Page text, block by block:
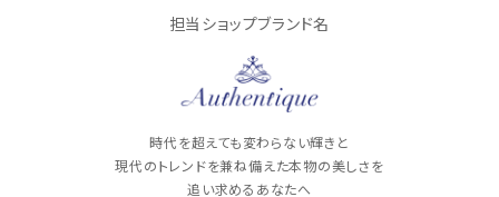
ウェディングマガジン
担当ショップブランド名
時代を超えても変わらない輝きと
現代のトレンドを兼ね備えた本物の美しさを
追い求めるあなたへ